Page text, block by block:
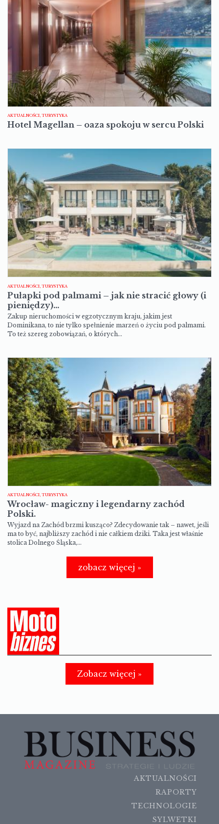
AKTUALNOŚCI, TURYSTYKA
Hotel Magellan – oaza spokoju w sercu Polski
AKTUALNOŚCI, TURYSTYKA
Pułapki pod palmami – jak nie stracić głowy (i
pieniędzy)…
Zakup nieruchomości w egzotycznym kraju, jakim jest
Dominikana, to nie tylko spełnienie marzeń o życiu pod palmami.
To też szereg zobowiązań, o których…
AKTUALNOŚCI, TURYSTYKA
Wrocław- magiczny i legendarny zachód
Polski.
Wyjazd na Zachód brzmi kusząco? Zdecydowanie tak – nawet, jeśli
ma to być, najbliższy zachód i nie całkiem dziki. Taka jest właśnie
stolica Dolnego Śląska,…
zobacz więcej »
Zobacz więcej »
AKTUALNOŚCI
RAPORTY
TECHNOLOGIE
SYLWETKI